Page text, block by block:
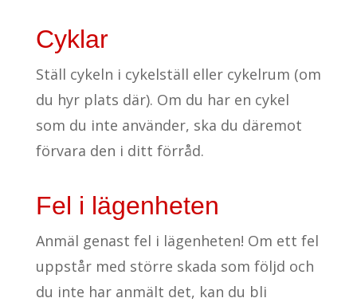
Cyklar
Ställ cykeln i cykelställ eller cykelrum (om
du hyr plats där). Om du har en cykel
som du inte använder, ska du däremot
förvara den i ditt förråd.
Fel i lägenheten
Anmäl genast fel i lägenheten! Om ett fel
uppstår med större skada som följd och
du inte har anmält det, kan du bli